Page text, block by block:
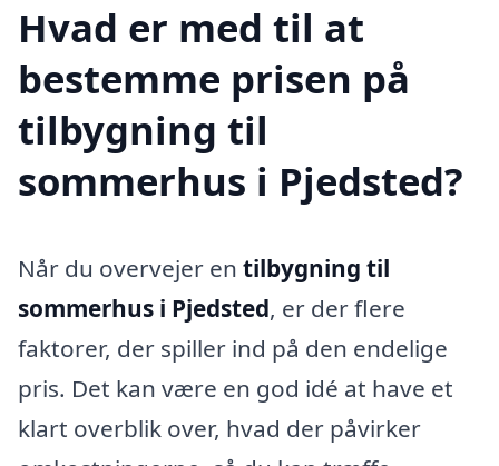
Hvad er med til at
bestemme prisen på
tilbygning til
sommerhus i Pjedsted?
Når du overvejer en tilbygning til
sommerhus i Pjedsted, er der flere
faktorer, der spiller ind på den endelige
pris. Det kan være en god idé at have et
klart overblik over, hvad der påvirker